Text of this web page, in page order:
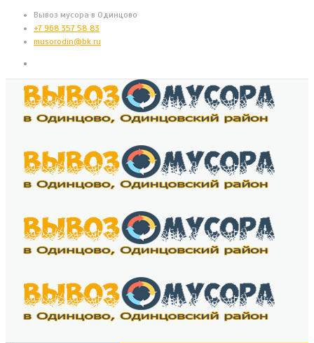
Вывоз мусора в Одинцово
+7 968 357 58 83
musorodin@bk.ru